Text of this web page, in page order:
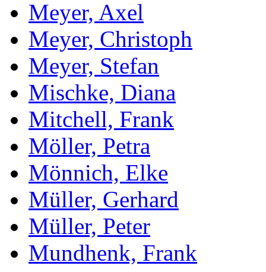
Meyer, Axel
Meyer, Christoph
Meyer, Stefan
Mischke, Diana
Mitchell, Frank
Möller, Petra
Mönnich, Elke
Müller, Gerhard
Müller, Peter
Mundhenk, Frank